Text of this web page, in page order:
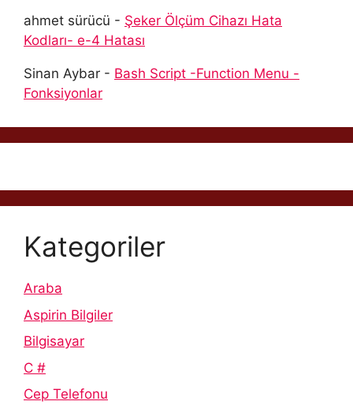
ahmet sürücü - Şeker Ölçüm Cihazı Hata
Kodları- e-4 Hatası
Sinan Aybar - Bash Script -Function Menu -
Fonksiyonlar
Kategoriler
Araba
Aspirin Bilgiler
Bilgisayar
C #
Cep Telefonu